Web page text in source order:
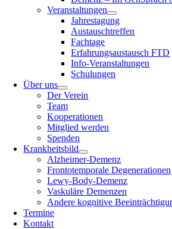
Veranstaltungen
Jahrestagung
Austauschtreffen
Fachtage
Erfahrungsaustausch FTD
Info-Veranstaltungen
Schulungen
Über uns
Der Verein
Team
Kooperationen
Mitglied werden
Spenden
Krankheitsbild
Alzheimer-Demenz
Frontotemporale Degenerationen
Lewy-Body-Demenz
Vaskuläre Demenzen
Andere kognitive
Termine
Kontakt